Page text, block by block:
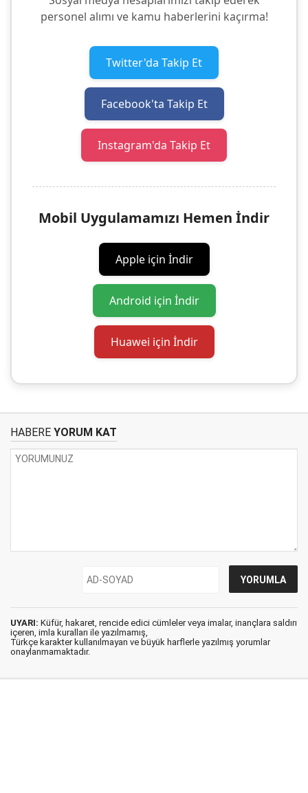
personel alımı ve kamu haberlerini kaçırma!
Twitter'da Takip Et
Facebook'ta Takip Et
Instagram'da Takip Et
Mobil Uygulamamızı Hemen İndir
Apple için İndir
Android için İndir
Huawei için İndir
HABERE YORUM KAT
UYARI: Küfür, hakaret, rencide edici cümleler veya imalar, inançlara saldırı
içeren, imla kuralları ile yazılmamış,
Türkçe karakter kullanılmayan ve büyük harflerle yazılmış yorumlar
onaylanmamaktadır.